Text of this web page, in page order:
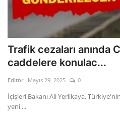
İletişim
Çevre
Gizlilik Politikası
Reklam ve İşbirliği
Trafik cezaları anında
caddelere konulac...
Editör Mayıs 29, 2025 0
İçişleri Bakanı Ali Yerlikaya,
yeni ...